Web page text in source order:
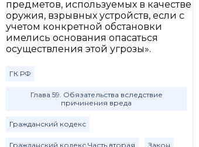
предметов, используемых в качестве
оружия, взрывных устройств, если с
учетом конкретной обстановки
имелись основания опасаться
осуществления этой угрозы».
ГК РФ
Глава 59. Обязательства вследствие
причинения вреда
Гражданский кодекс
Гражданский кодекс Часть вторая Закон